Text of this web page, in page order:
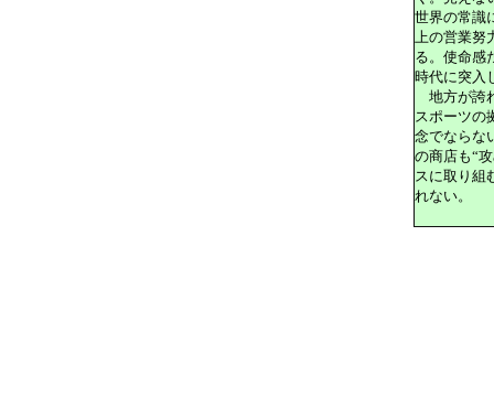
世界の常識
上の営業努
る。使命感
時代に突入
地方が誇
スポーツの
念でならな
の商店も“
スに取り組
れない。